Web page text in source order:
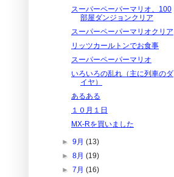
スーパーペーパーマリオ、100
部屋ダンジョンクリア
スーパーペーパーマリオクリア
リッツカールトンでお食事
スーパーペーパーマリオ
いろいろの乱れ（主に列車のダ
イヤ）
あるある
１０月１日
MX-Rを買いました
►9月(13)
►8月(19)
►7月(16)